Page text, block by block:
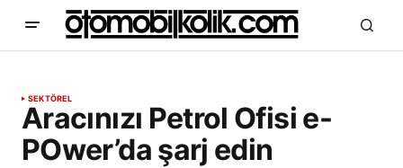
SEKTÖREL
Aracınızı Petrol Ofisi e-
POwer’da şarj edin